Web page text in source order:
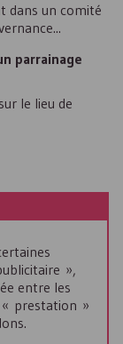
dans un comité
parrainage
le lieu de
»,
entre les
« prestation »